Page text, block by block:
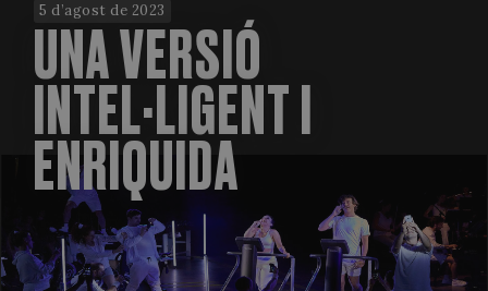
5 d’agost de 2023
UNA VERSIÓ
INTEL·LIGENT I
ENRIQUIDA